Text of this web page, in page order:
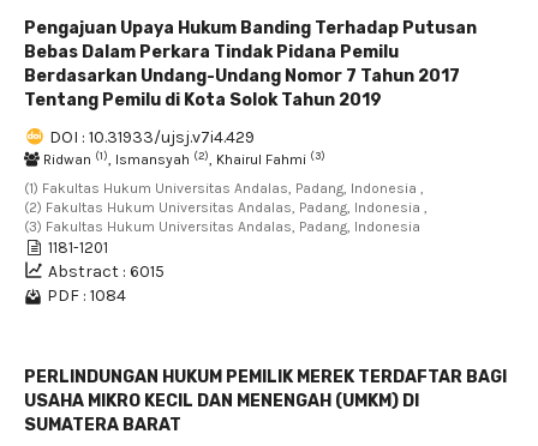
Pengajuan Upaya Hukum Banding Terhadap Putusan
Bebas Dalam Perkara Tindak Pidana Pemilu
Berdasarkan Undang-Undang Nomor 7 Tahun 2017
Tentang Pemilu di Kota Solok Tahun 2019
DOI : 10.31933/ujsj.v7i4.429
Ridwan (1), Ismansyah (2), Khairul Fahmi (3)
(1) Fakultas Hukum Universitas Andalas, Padang, Indonesia ,
(2) Fakultas Hukum Universitas Andalas, Padang, Indonesia ,
(3) Fakultas Hukum Universitas Andalas, Padang, Indonesia
1181-1201
Abstract : 6015
PDF : 1084
PERLINDUNGAN HUKUM PEMILIK MEREK TERDAFTAR BAGI
USAHA MIKRO KECIL DAN MENENGAH (UMKM) DI
SUMATERA BARAT